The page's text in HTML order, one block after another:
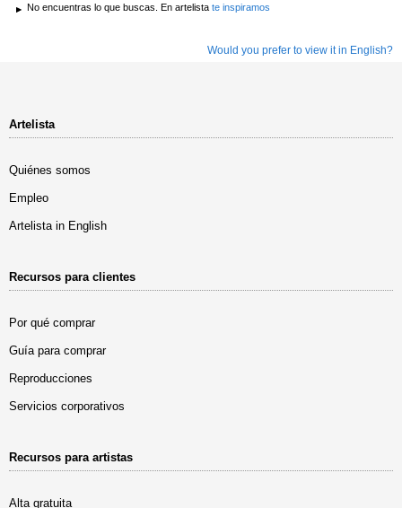
No encuentras lo que buscas. En artelista te inspiramos
Would you prefer to view it in English?
Artelista
Quiénes somos
Empleo
Artelista in English
Recursos para clientes
Por qué comprar
Guía para comprar
Reproducciones
Servicios corporativos
Recursos para artistas
Alta gratuita